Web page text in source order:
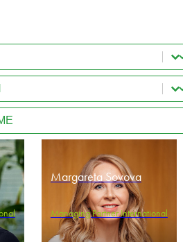
Margareta Sovova
Managing Partner International